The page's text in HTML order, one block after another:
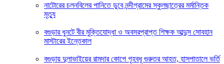
নাটোরের চলনবিলের পানিতে ডুবে নন্দীগ্রামের স্কুলছাত্রের মর্মান্তিক
মৃত্যু
বগুড়ার ধুনটে বীর মুক্তিযোদ্ধা ও অবসরপ্রাপ্ত শিক্ষক আব্দুস সোবহান
মাস্টারের ইন্তেকাল
বগুড়ায় দুলাভাইয়ের রামদার কোপে গৃহবধূ গুরুতর আহত, হাসপাতালে ভর্তি